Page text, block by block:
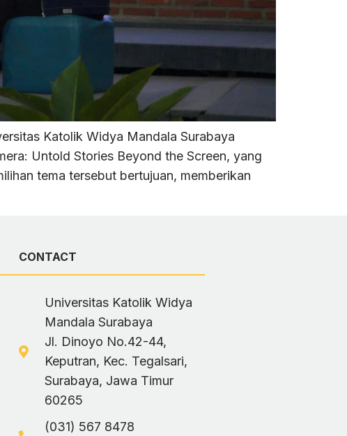
Katolik Widya Mandala Surabaya
Untold Stories Beyond the Screen, yang
tema tersebut bertujuan, memberikan
CONTACT
Universitas Katolik Widya
Mandala Surabaya
Jl. Dinoyo No.42-44,
Keputran, Kec. Tegalsari,
Surabaya, Jawa Timur
60265
(031) 567 8478